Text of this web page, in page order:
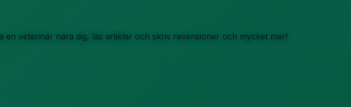
veterinär nära dig, läs artiklar och skriv recensioner och mycket mer!